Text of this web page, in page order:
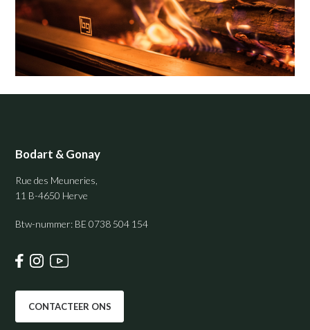
Bodart & Gonay
Rue des Meuneries,
11 B-4650 Herve
Btw-nummer: BE 0738 504 154
CONTACTEER ONS